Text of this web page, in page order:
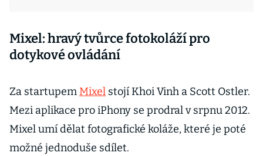
Mixel: hravý tvůrce fotokoláží pro
dotykové ovládání
Za startupem Mixel stojí Khoi Vinh a Scott Ostler.
Mezi aplikace pro iPhony se prodral v srpnu 2012.
Mixel umí dělat fotografické koláže, které je poté
možné jednoduše sdílet.